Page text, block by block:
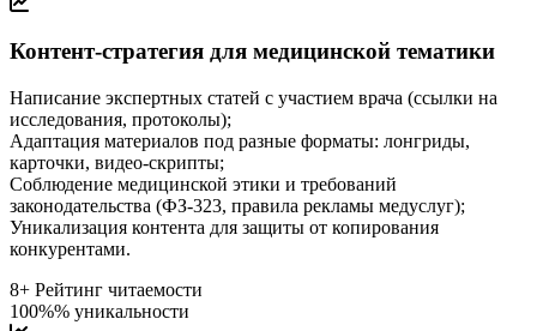
Контент-стратегия для медицинской тематики
Написание экспертных статей с участием врача (ссылки на
исследования, протоколы);
Адаптация материалов под разные форматы: лонгриды,
карточки, видео-скрипты;
Соблюдение медицинской этики и требований
законодательства (ФЗ-323, правила рекламы медуслуг);
Уникализация контента для защиты от копирования
конкурентами.
8+ Рейтинг читаемости
100%% уникальности